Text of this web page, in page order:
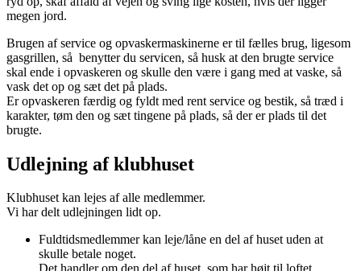
megen jord.
Brugen af service og opvaskermaskinerne er til fælles brug, ligesom
gasgrillen, så benytter du servicen, så husk at den brugte service
skal ende i opvaskeren og skulle den være i gang med at vaske, så
vask det op og sæt det på plads.
Er opvaskeren færdig og fyldt med rent service og bestik, så træd i
karakter, tøm den og sæt tingene på plads, så der er plads til det
brugte.
Udlejning af klubhuset
Klubhuset kan lejes af alle medlemmer.
Vi har delt udlejningen lidt op.
Fuldtidsmedlemmer kan leje/låne en del af huset uden at
skulle betale noget.